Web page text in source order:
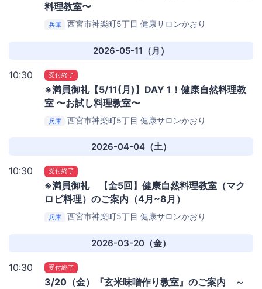
料理教室〜
兵庫 西宮市神楽町5丁目 健康サロンかおり
2026-05-11（月）
10:30 受付終了
※満員御礼【5/11(月)】DAY 1！健康自然料理教
室 〜お試し料理教室〜
兵庫 西宮市神楽町5丁目 健康サロンかおり
2026-04-04（土）
10:30 受付終了
※満員御礼 【全5回】健康自然料理教室（マク
ロビ料理）のご案内（4月~8月）
兵庫 西宮市神楽町5丁目 健康サロンかおり
2026-03-20（金）
10:30 受付終了
3/20（金）『玄米味噌作り教室』のご案内 ～